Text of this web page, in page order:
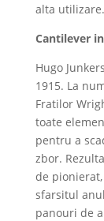
alta utilizare.
Cantilever
Hugo
1915. La
Fratilor
toate
pentru a
zbor.
de pionierat,
sfarsitul
panouri de